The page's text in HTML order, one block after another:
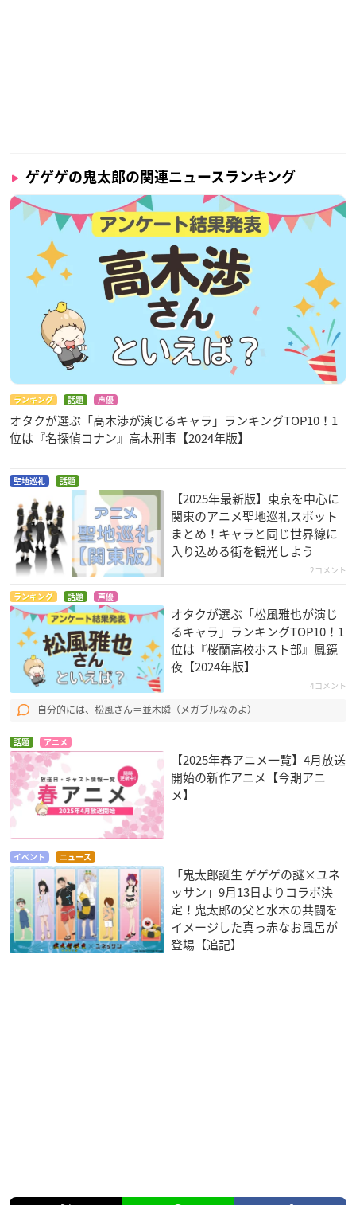
ゲゲゲの鬼太郎の関連ニュースランキング
ランキング 話題 声優
オタクが選ぶ「高木渉が演じるキャラ」ランキングTOP10！1
位は『名探偵コナン』高木刑事【2024年版】
聖地巡礼 話題
【2025年最新版】東京を中心に
関東のアニメ聖地巡礼スポット
まとめ！キャラと同じ世界線に
入り込める街を観光しよう
2コメント
ランキング 話題 声優
オタクが選ぶ「松風雅也が演じ
るキャラ」ランキングTOP10！1
位は『桜蘭高校ホスト部』鳳鏡
夜【2024年版】
4コメント
自分的には、松風さん＝並木瞬（メガブルなのよ）
話題 アニメ
【2025年春アニメ一覧】4月放送
開始の新作アニメ【今期アニ
メ】
イベント ニュース
「鬼太郎誕生 ゲゲゲの謎×ユネ
ッサン」9月13日よりコラボ決
定！鬼太郎の父と水木の共闘を
イメージした真っ赤なお風呂が
登場【追記】